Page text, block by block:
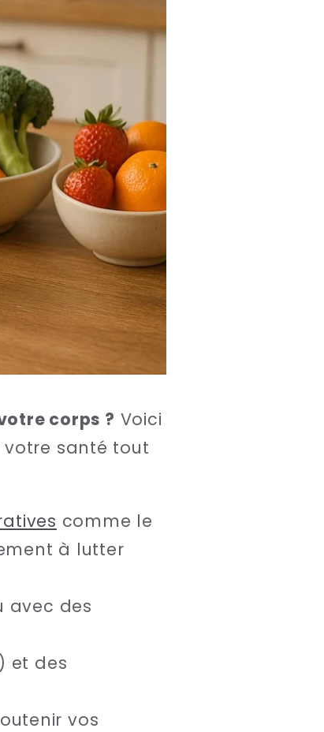
corps ? Voici
votre santé tout
comme le
à lutter
avec des
et des
vos